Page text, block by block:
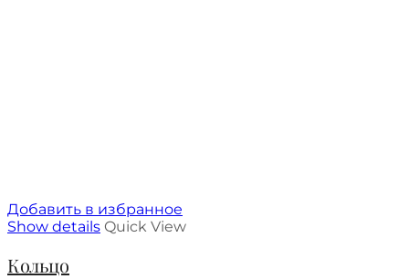
Добавить в избранное
Show details Quick View
Кольцо